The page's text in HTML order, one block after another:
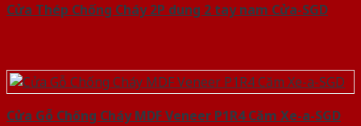
Cửa Thép Chống Cháy 2P dung 2 tay nam Cửa-SGD
Cửa Gỗ Chống Cháy MDF Veneer P1R4 Căm Xe-a-SGD